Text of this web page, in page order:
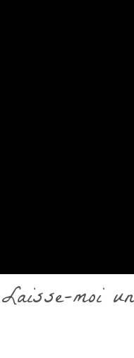
moi un